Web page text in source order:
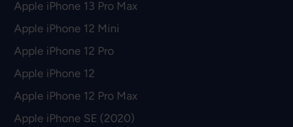
Apple iPhone 13 Pro Max
Apple iPhone 12 Mini
Apple iPhone 12 Pro
Apple iPhone 12
Apple iPhone 12 Pro Max
Apple iPhone SE (2020)